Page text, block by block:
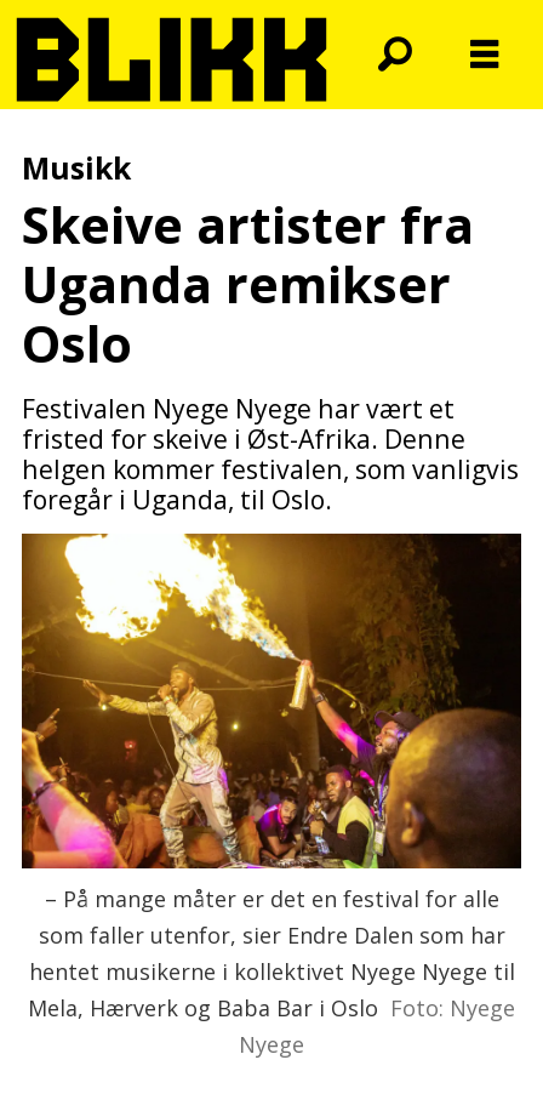
Musikk
Skeive artister fra
Uganda remikser
Oslo
Festivalen Nyege Nyege har vært et
fristed for skeive i Øst-Afrika. Denne
helgen kommer festivalen, som vanligvis
foregår i Uganda, til Oslo.
– På mange måter er det en festival for alle
som faller utenfor, sier Endre Dalen som har
hentet musikerne i kollektivet Nyege Nyege til
Mela, Hærverk og Baba Bar i Oslo Foto: Nyege
Nyege